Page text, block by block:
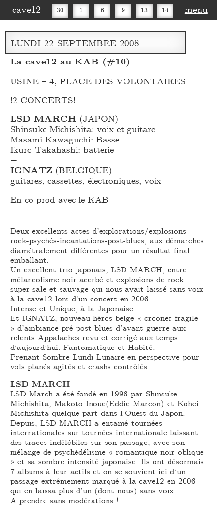
cave12 30 1 6 9 13 14
16 20 27 30
menu
LUNDI 22 SEPTEMBRE 2008
La cave12 au KAB (#10)
USINE – 4, PLACE DES VOLONTAIRES
!2 CONCERTS!
LSD MARCH (JAPON)
Shinsuke Michishita: voix et guitare
Masami Kawaguchi: Basse
Ikuro Takahashi: batterie
+
IGNATZ (BELGIQUE)
guitares, cassettes, électroniques, voix
En co-prod avec le KAB
Deux excellents actes d’explorations/explosions
rock-psychés-incantations-post-blues, aux démarches
diamétralement différentes pour un résultat final
emballant.
Un excellent trio japonais, LSD MARCH, entre
mélancolisme noir acerbé et explosions de rock
super sale et sauvage qui nous avait laissé sans voix
à la cave12 lors d’un concert en 2006.
Intense et Unique, à la Japonaise.
Et IGNATZ, nouveau héros belge « crooner fragile
» d’ambiance pré-post blues d’avant-guerre aux
relents Appalaches revu et corrigé aux temps
d’aujourd’hui. Fantomatique et Habité.
Prenant-Sombre-Lundi-Lunaire en perspective pour
vols planés agités et crashs contrôlés.
LSD MARCH
LSD March a été fondé en 1996 par Shinsuke
Michishita, Makoto Inoue(Eddie Marcon) et Kohei
Michishita quelque part dans l’Ouest du Japon.
Depuis, LSD MARCH a entamé tournées
internationales sur tournées internationale laissant
des traces indélébiles sur son passage, avec son
mélange de psychédélisme « romantique noir oblique
» et sa sombre intensité japonaise. Ils ont désormais
7 albums à leur actifs et on se souvient ici d’un
passage extrêmement marqué à la cave12 en 2006
qui en laissa plus d’un (dont nous) sans voix.
A prendre sans modérations !